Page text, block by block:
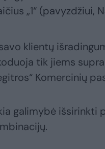
„1“ (pavyzdžiui,
klientų
tik jiems
Komercinių
galimybė išsirinkti